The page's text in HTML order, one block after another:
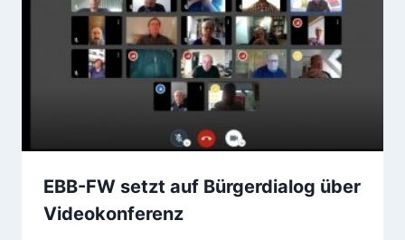
EBB-FW setzt auf Bürgerdialog über
Videokonferenz